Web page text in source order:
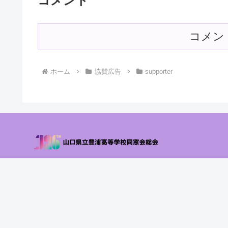
コメン
ホーム 協賛広告 supporter